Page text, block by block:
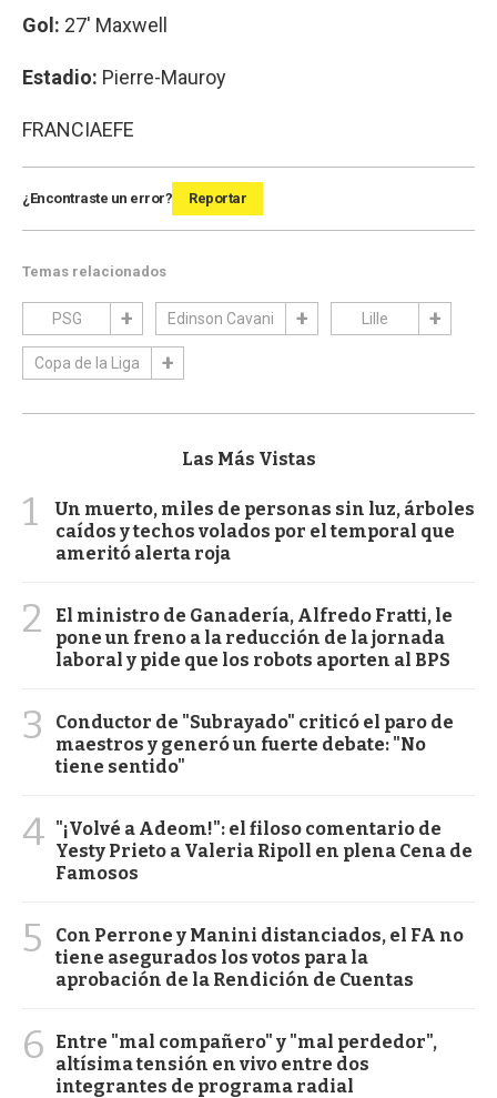
Gol: 27' Maxwell
Estadio: Pierre-Mauroy
FRANCIAEFE
¿Encontraste un error? Reportar
Temas relacionados
PSG Edinson Cavani Lille
Copa de la Liga
Las Más Vistas
1
Un muerto, miles de personas sin luz, árboles
caídos y techos volados por el temporal que
ameritó alerta roja
2
El ministro de Ganadería, Alfredo Fratti, le
pone un freno a la reducción de la jornada
laboral y pide que los robots aporten al BPS
3
Conductor de "Subrayado" criticó el paro de
maestros y generó un fuerte debate: "No
tiene sentido"
4 "¡Volvé a Adeom!": el filoso comentario de
Yesty Prieto a Valeria Ripoll en plena Cena de
Famosos
5
Con Perrone y Manini distanciados, el FA no
tiene asegurados los votos para la
aprobación de la Rendición de Cuentas
6
Entre "mal compañero" y "mal perdedor",
altísima tensión en vivo entre dos
integrantes de programa radial